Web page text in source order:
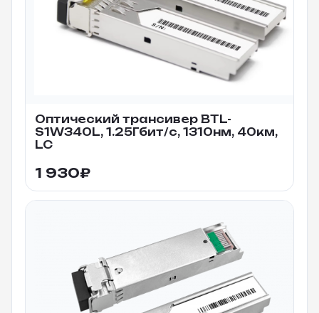
Оптический трансивер BTL-
S1W340L, 1.25Гбит/c, 1310нм, 40км,
LC
1 930₽